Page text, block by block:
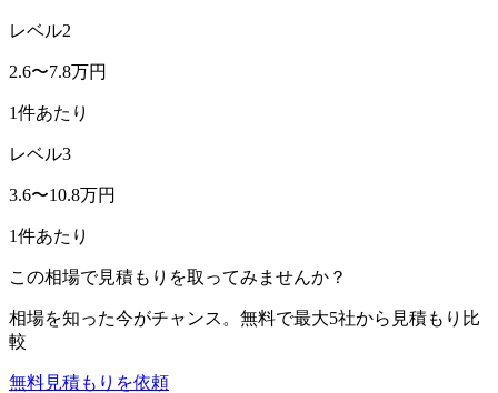
レベル2
2.6〜7.8万円
1件あたり
レベル3
3.6〜10.8万円
1件あたり
この相場で見積もりを取ってみませんか？
相場を知った今がチャンス。無料で最大5社から見積もり比
較
無料見積もりを依頼